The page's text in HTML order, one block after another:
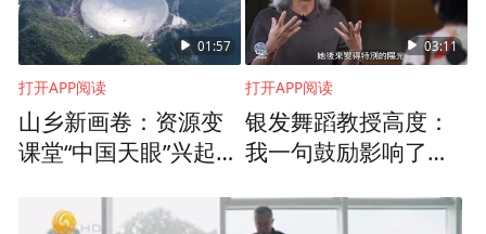
01:57
打开APP阅读
山乡新画卷：资源变
课堂“中国天眼”兴起研
03:11
打开APP阅读
银发舞蹈教授高度：
我一句鼓励影响了孩
搞舞蹈